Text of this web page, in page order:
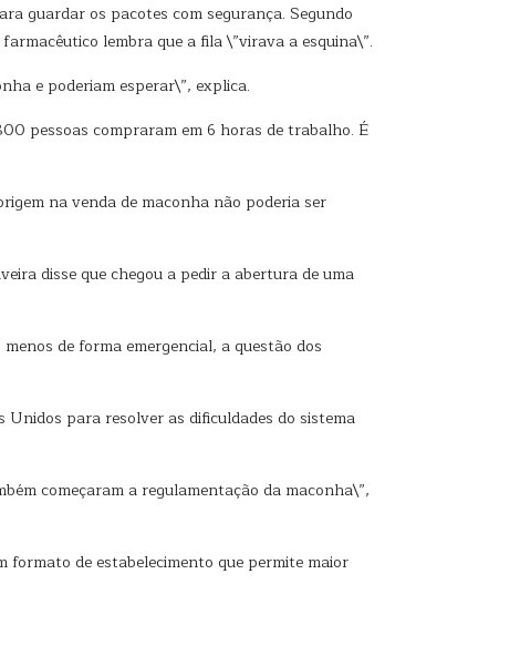
guardar os pacotes com segurança. Segundo
lembra que a fila \”virava a esquina\”.
e poderiam esperar\”, explica.
pessoas compraram em 6 horas de trabalho. É
na venda de maconha não poderia ser
disse que chegou a pedir a abertura de uma
de forma emergencial, a questão dos
Unidos para resolver as dificuldades do sistema
começaram a regulamentação da maconha\”,
formato de estabelecimento que permite maior